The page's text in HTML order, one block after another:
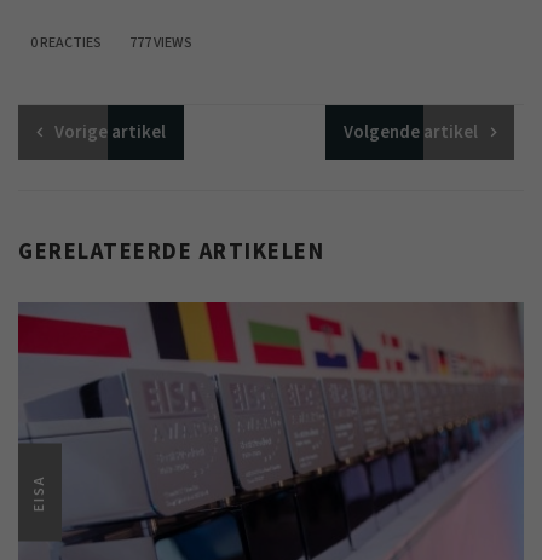
0 REACTIES 777 VIEWS
Vorigeartikel Volgendeartikel
GERELATEERDE ARTIKELEN
EISA